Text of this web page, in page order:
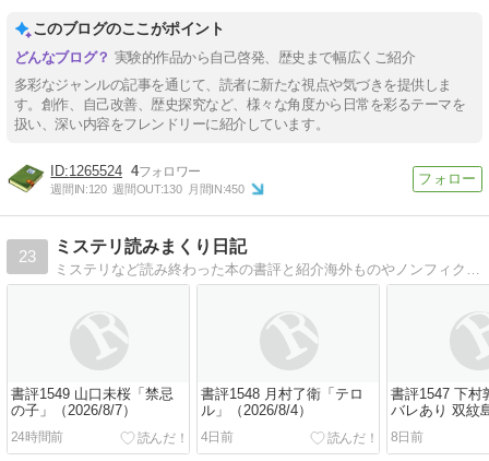
このブログのここがポイント
実験的作品から自己啓発、歴史まで幅広くご紹介
多彩なジャンルの記事を通じて、読者に新たな視点や気づきを提供しま
す。創作、自己改善、歴史探究など、様々な角度から日常を彩るテーマを
扱い、深い内容をフレンドリーに紹介しています。
1265524 4
週間IN:120 週間OUT:130 月間IN:450
23
ミステリ読みまくり日記
ミステリなど読み終わった本の書評と紹介海外ものやノンフィクションも混ぜこぜで
書評1549 山口未桜「禁忌
の子」（2026/8/7）
24時間前
書評1548 月村了衛「テロ
ル」（2026/8/4）
4日前
書評1547 下村
バレあり 双紋
（2026/7/31）
8日前